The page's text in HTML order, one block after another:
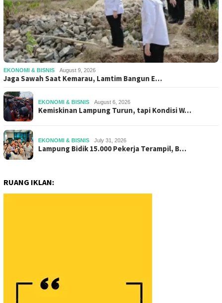
EKONOMI & BISNIS August 9, 2026
Jaga Sawah Saat Kemarau, Lamtim Bangun E…
EKONOMI & BISNIS August 6, 2026
Kemiskinan Lampung Turun, tapi Kondisi W…
EKONOMI & BISNIS July 31, 2026
Lampung Bidik 15.000 Pekerja Terampil, B…
RUANG IKLAN: